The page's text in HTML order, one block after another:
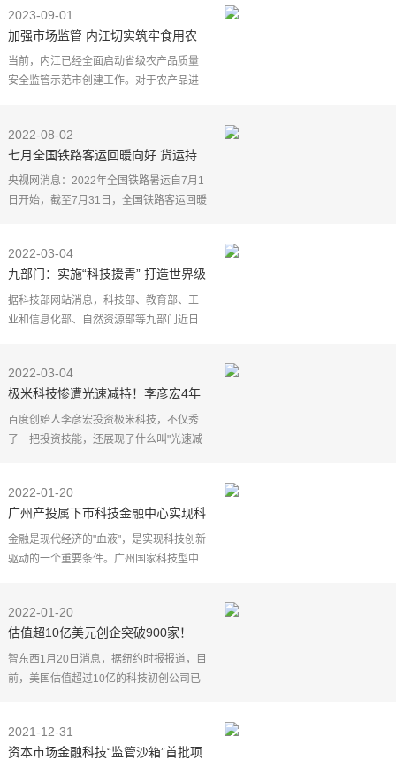
14:00时，全国农产品
2023-09-01
加强市场监管 内江切实筑牢食用农
产品安全防线
当前，内江已经全面启动省级农产品质量
安全监管示范市创建工作。对于农产品进
悉，为切实维护人
2022-08-02
七月全国铁路客运回暖向好 货运持
续高位运行
央视网消息：2022年全国铁路暑运自7月1
日开始，截至7月31日，全国铁路客运回暖
路累计发送旅客2.24亿
2022-03-04
九部门：实施“科技援青” 打造世界级
盐湖产业基地
据科技部网站消息，科技部、教育部、工
业和信息化部、自然资源部等九部门近日
疆""科技援藏""科
2022-03-04
极米科技惨遭光速减持！李彦宏4年
狂赚22亿，汪涵却痛失10倍收益
百度创始人李彦宏投资极米科技，不仅秀
了一把投资技能，还展现了什么叫"光速减
晚上就公布"百度系"计划减持，这份公告令
人猝
2022-01-20
广州产投属下市科技金融中心实现科
技信贷突破500亿！
金融是现代经济的"血液"，是实现科技创新
驱动的一个重要条件。广州国家科技型中
技"，但更是"长
2022-01-20
估值超10亿美元创企突破900家！
2021美国科技圈投资狂潮
智东西1月20日消息，据纽约时报报道，目
前，美国估值超过10亿的科技初创公司已
资资金中值增长至
2021-12-31
资本市场金融科技“监管沙箱”首批项